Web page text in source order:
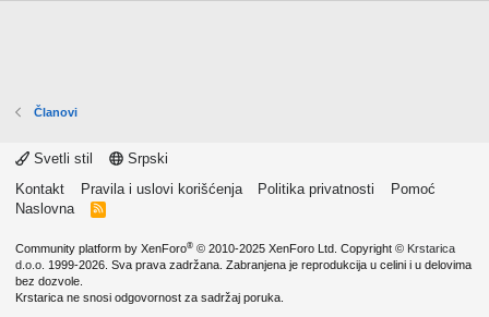
Članovi
Svetli stil
Srpski
Kontakt
Pravila i uslovi korišćenja Politika privatnosti
Pomoć
Naslovna
R
Community platform by XenForo® © 2010-2025 XenForo Ltd. Copyright © Krstarica
d.o.o. 1999-2026. Sva prava zadržana. Zabranjena je reprodukcija u celini i u delovima
bez dozvole.
Krstarica ne snosi odgovornost za sadržaj poruka.